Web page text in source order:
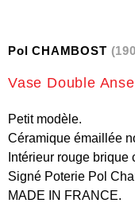
Pol CHAMBOST
Vase Double
Petit modèle.
Céramique émaillée
Intérieur rouge brique
Signé Poterie Pol
MADE IN FRANCE.